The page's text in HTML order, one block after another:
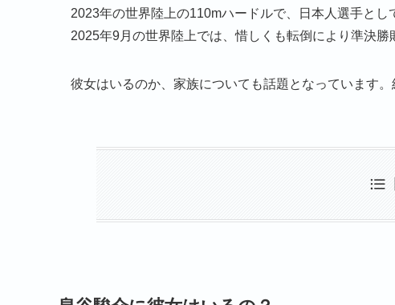
2023年の世界陸上の110mハードルで、日本人選手とし
2025年9月の世界陸上では、惜しくも転倒により準決勝
彼女はいるのか、家族についても話題となっています